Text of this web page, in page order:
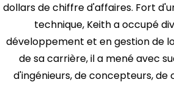
dollars de chiffre d'affaires. Fort
technique, Keith a occupé
développement et en gestion de
de sa carrière, il a mené avec
d'ingénieurs, de concepteurs, de